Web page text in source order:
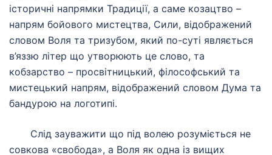
історичні напрямки Традиції, а саме козацтво –
напрям бойового мистецтва, Сили, відображений
словом Воля та тризубом, який по-суті являється
в’яззю літер що утворюють це слово, та
кобзарство – просвітницький, філософський та
мистецький напрям, відображений словом Дума та
бандурою на логотипі.
Слід зауважити що під волею розуміється не
совкова «свобода», а Воля як одна із вищих